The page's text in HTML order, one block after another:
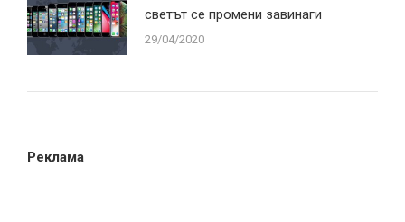
светът се промени завинаги
29/04/2020
Реклама